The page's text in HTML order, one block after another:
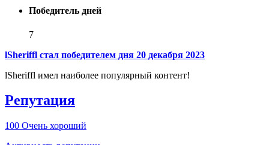
Победитель дней
7
lSheriffl стал победителем дня 20 декабря 2023
lSheriffl имел наиболее популярный контент!
Репутация
100 Очень хороший